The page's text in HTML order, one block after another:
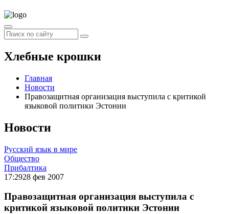
Хлебные крошки
Главная
Новости
Правозащитная организация выступила с критикой
языковой политики Эстонии
Новости
Русский язык в мире
Общество
Прибалтика
17:2928 фев 2007
Правозащитная организация выступила с
критикой языковой политики Эстонии